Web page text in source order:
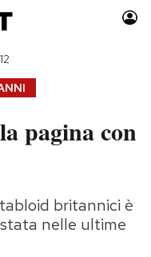
Moda
Storie/Idee
Boomer!
pagina con
britannici è
nelle ultime